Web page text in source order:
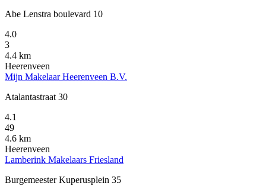
Abe Lenstra boulevard 10
4.0
3
4.4 km
Heerenveen
Mijn Makelaar Heerenveen B.V.
Atalantastraat 30
4.1
49
4.6 km
Heerenveen
Lamberink Makelaars Friesland
Burgemeester Kuperusplein 35